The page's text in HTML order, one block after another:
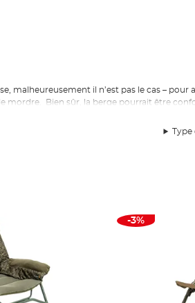
malheureusement il n’est pas le cas – pour
Bien sûr, la berge pourrait être
approprié. C’est pour cela que nous
le poisson inoubliable. Après tout,
plus, un manque de confort mène à
corvée. Donc, nous avons travaillé
mettre notre nom.
confort et les résultats, y compris
pour le raffinement de toute la journée,
pièce lourd d’équipement. Au lieu, vous
chaises légères et portables.
Type
-3%